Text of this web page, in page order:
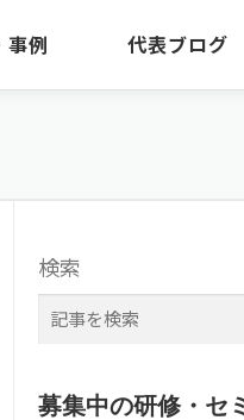
事例 代表ブログ
検索
募集中の研修・セ